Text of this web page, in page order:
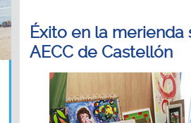
Éxito en la
AECC de Castellón